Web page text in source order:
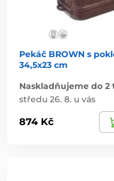
Pekáč BROWN s
34,5x23 cm
Naskladňujeme do 2
středu 26. 8. u vás
874 Kč